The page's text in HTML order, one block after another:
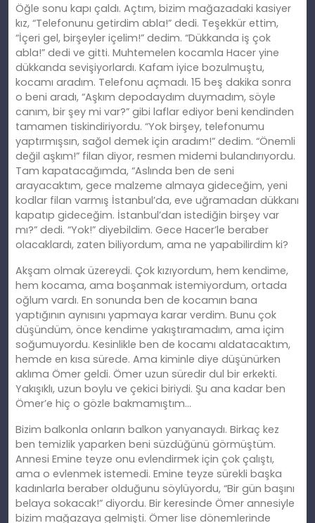
Öğle sonu kapı çaldı. Açtım, bizim mağazadaki kasiyer
kız, “Telefonunu getirdim abla!” dedi. Teşekkür ettim,
“İçeri gel, birşeyler içelim!” dedim. “Dükkanda iş çok
abla!” dedi ve gitti. Muhtemelen kocamla Hacer yine
dükkanda sevişiyorlardı. Kafam iyice bozulmuştu,
kocamı aradım. Telefonu açmadı. 15 beş dakika sonra
o beni aradı, “Aşkım depodaydım duymadım, söyle
canım, bir şey mi var?” gibi laflar ediyor beni kendinden
tamamen tiskindiriyordu. “Yok birşey, telefonumu
yaptırmışsın, sağol demek için aradım!” dedim. “Önemli
değil aşkım!” filan diyor, resmen midemi bulandırıyordu.
Tam kapatacağımda, “Aslında ben de seni
arayacaktım, gece malzeme almaya gideceğim, yeni
kodlar filan varmış İstanbul’da, eve uğramadan dükkanı
kapatıp gideceğim. İstanbul’dan istediğin birşey var
mı?” dedi. “Yok!” diyebildim. Gece Hacer’le beraber
olacaklardı, zaten biliyordum, ama ne yapabilirdim ki?
Akşam olmak üzereydi. Çok kızıyordum, hem kendime,
hem kocama, ama boşanmak istemiyordum, ortada
oğlum vardı. En sonunda ben de kocamın bana
yaptığının aynısını yapmaya karar verdim. Bunu çok
düşündüm, önce kendime yakıştıramadım, ama içim
soğumuyordu. Kesinlikle ben de kocamı aldatacaktım,
hemde en kısa sürede. Ama kiminle diye düşünürken
aklıma Ömer geldi. Ömer uzun süredir dul bir erkekti.
Yakışıklı, uzun boylu ve çekici biriydi. Şu ana kadar ben
Ömer’e hiç o gözle bakmamıştım…
Bizim balkonla onların balkon yanyanaydı. Birkaç kez
ben temizlik yaparken beni süzdüğünü görmüştüm.
Annesi Emine teyze onu evlendirmek için çok çalıştı,
ama o evlenmek istemedi. Emine teyze sürekli başka
kadınlarla beraber olduğunu söylüyordu, “Bir gün başını
belaya sokacak!” diyordu. Bir keresinde Ömer annesiyle
bizim mağazaya gelmişti. Ömer lise dönemlerinde